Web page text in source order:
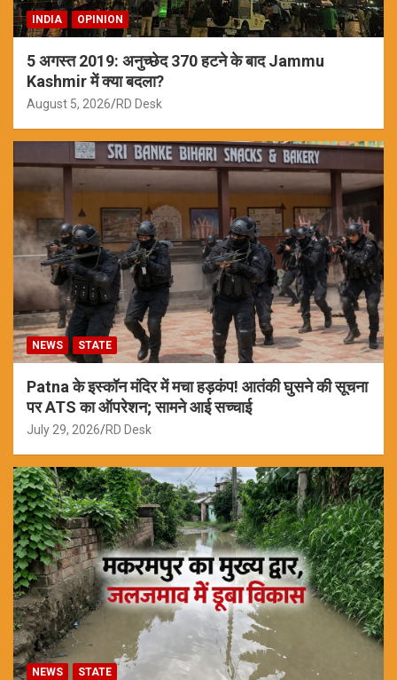
INDIA OPINION
5 अगस्त 2019: अनुच्छेद 370 हटने के बाद Jammu
Kashmir में क्या बदला?
August 5, 2026 RD Desk
NEWS STATE
Patna के इस्कॉन मंदिर में मचा हड़कंप! आतंकी घुसने की सूचना
पर ATS का ऑपरेशन; सामने आई सच्चाई
July 29, 2026 RD Desk
NEWS STATE